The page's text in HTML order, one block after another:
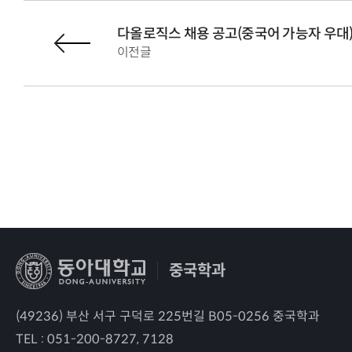
이전글
다올로직스 채용 공고(중국어 가능자 우대)
중국학과
(49236) 부산 서구 구덕로 225번길 B05-0256 중국학과
TEL : 051-200-8727, 7128